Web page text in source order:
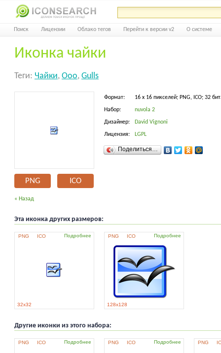
Поиск Лицензии Облако тегов Перейти к версии v2 О системе
Иконка чайки
Теги: Чайки, Ooo, Gulls
PNG ICO
Формат: 16 x 16 пикселей; PNG, ICO; 32
Набор: nuvola 2
Дизайнер: David Vignoni
Лицензия: LGPL
Поделиться…
« Назад
Эта иконка других размеров:
PNG ICO Подробнее
32x32
PNG ICO Подробнее
128x128
Другие иконки из этого набора:
PNG ICO Подробнее PNG ICO Подробнее PNG